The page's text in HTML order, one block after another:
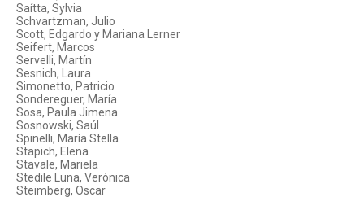
Saítta, Sylvia
Schvartzman, Julio
Scott, Edgardo y Mariana Lerner
Seifert, Marcos
Servelli, Martín
Sesnich, Laura
Simonetto, Patricio
Sondereguer, María
Sosa, Paula Jimena
Sosnowski, Saúl
Spinelli, María Stella
Stapich, Elena
Stavale, Mariela
Stedile Luna, Verónica
Steimberg, Oscar